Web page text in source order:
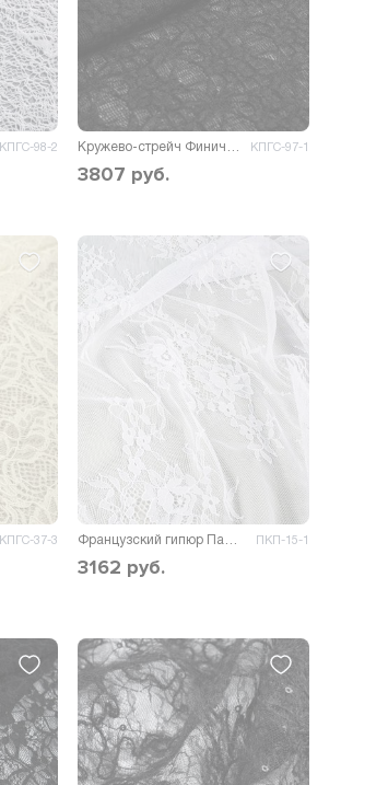
КПГС-98-2 КПГС-97-1
3807 руб.
КПГС-37-3 ПКП-15-1
3162 руб.